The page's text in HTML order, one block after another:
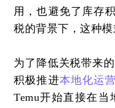
用，也避免了库存
税的背景下，这种模
为了降低关税带来
积极推进本地化运营
Temu开始直接在当